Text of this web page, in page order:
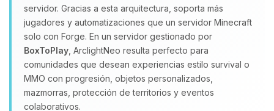
servidor. Gracias a esta arquitectura, soporta más
jugadores y automatizaciones que un servidor Minecraft
solo con Forge. En un servidor gestionado por
BoxToPlay , ArclightNeo resulta perfecto para
comunidades que desean experiencias estilo survival o
MMO con progresión, objetos personalizados,
mazmorras, protección de territorios y eventos
colaborativos.